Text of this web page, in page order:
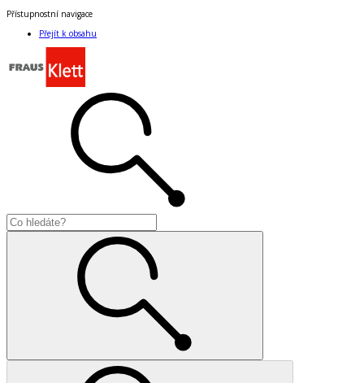
Přístupnostní navigace
Přejít k obsahu